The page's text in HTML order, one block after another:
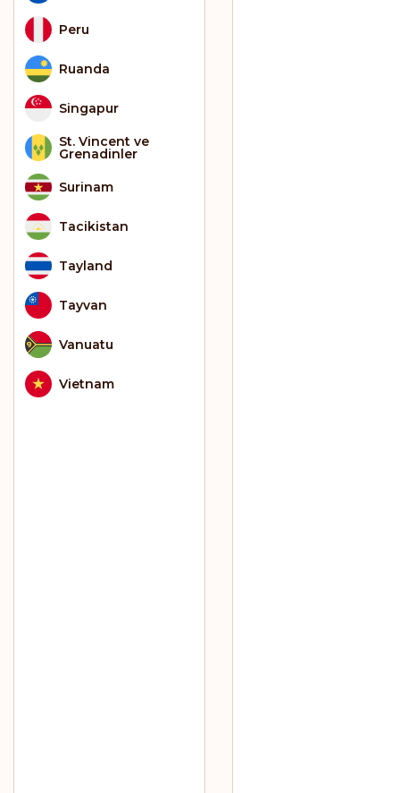
Peru
Ruanda
Singapur
St. Vincent ve
Grenadinler
Surinam
Tacikistan
Tayland
Tayvan
Vanuatu
Vietnam